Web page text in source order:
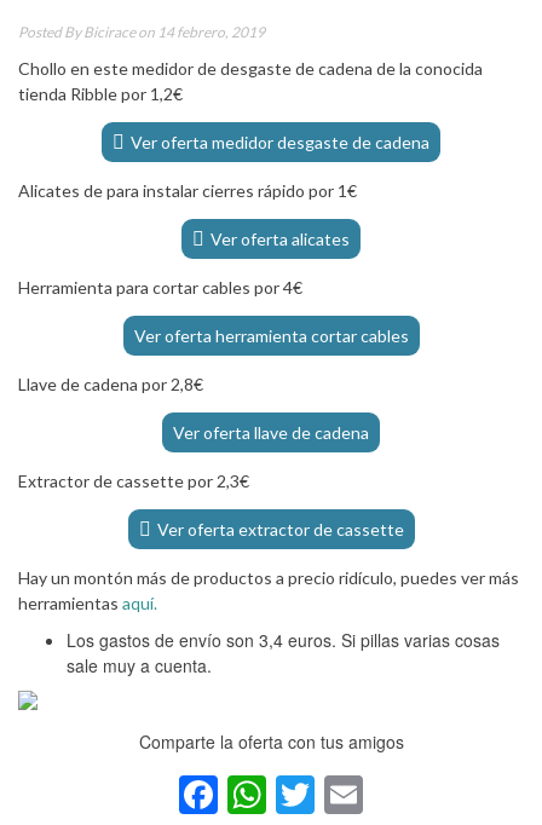
Posted ByBiciraceon 14 febrero, 2019
Chollo en este medidor de desgaste de cadena de la conocida
tienda Ribble por 1,2€
Ver oferta medidor desgaste de cadena
Alicates de para instalar cierres rápido por 1€
Ver oferta alicates
Herramienta para cortar cables por 4€
Ver oferta herramienta cortar cables
Llave de cadena por 2,8€
Ver oferta llave de cadena
Extractor de cassette por 2,3€
Ver oferta extractor de cassette
Hay un montón más de productos a precio ridículo, puedes ver más
herramientas aquí.
Los gastos de envío son 3,4 euros. Si pillas varias cosas
sale muy a cuenta.
Comparte la oferta con tus amigos
Facebook
WhatsApp
Twitter